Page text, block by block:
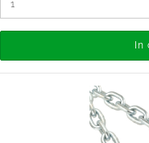
In